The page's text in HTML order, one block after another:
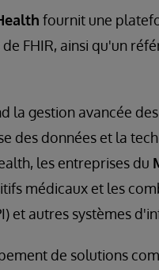
fournit une
FHIR, ainsi qu'un
la gestion avancée
des données et la
les entreprises du
médicaux et les
et autres systèmes
de solutions